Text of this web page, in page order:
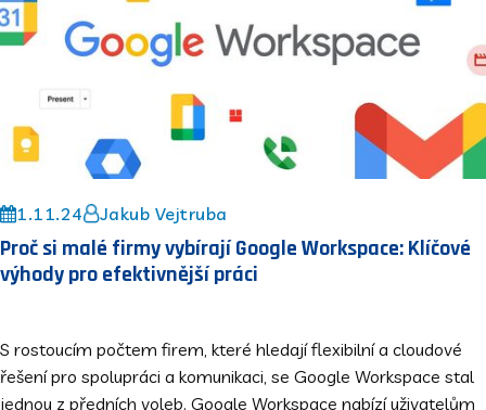
1.11.24 Jakub Vejtruba
Proč si malé firmy vybírají Google Workspace: Klíčové
výhody pro efektivnější práci
S rostoucím počtem firem, které hledají flexibilní a cloudové
řešení pro spolupráci a komunikaci, se Google Workspace stal
jednou z předních voleb. Google Workspace nabízí uživatelům